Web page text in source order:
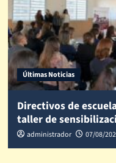
Últimas Noticias
Directivos de
taller de
administrador 07/08/